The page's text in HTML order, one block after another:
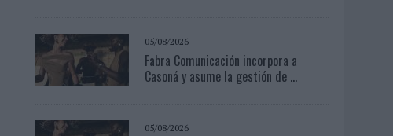
05/08/2026
Fabra Comunicación incorpora a
Casoná y asume la gestión de ...
05/08/2026